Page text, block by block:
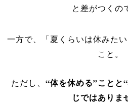
と差がつくの
一方で、「夏くらいは休みた
こと。
ただし、 “体を休める”ことと
じではありま